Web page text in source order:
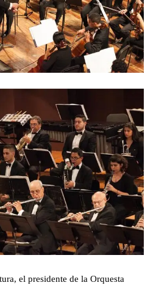
el presidente de la Orquesta